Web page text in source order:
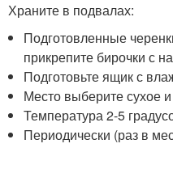
Храните в подвалах:
Подготовленные
прикрепите бирочки с
Подготовьте ящик с
Место выберите сухое
Температура 2-5
Периодически (раз в